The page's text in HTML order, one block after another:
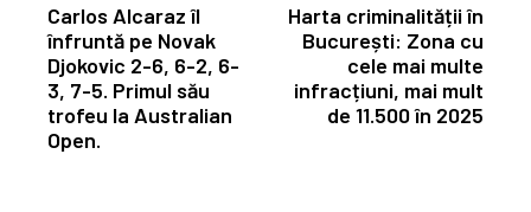
Carlos Alcaraz îl
înfruntă pe Novak
Djokovic 2-6, 6-2, 6-
3, 7-5. Primul său
trofeu la Australian
Open.
Harta criminalității în
București: Zona cu
cele mai multe
infracțiuni, mai mult
de 11.500 în 2025